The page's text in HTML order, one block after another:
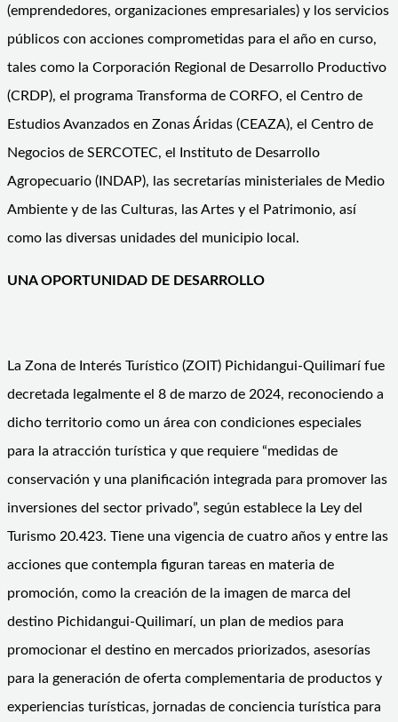
(emprendedores, organizaciones empresariales) y los servicios
públicos con acciones comprometidas para el año en curso,
tales como la Corporación Regional de Desarrollo Productivo
(CRDP), el programa Transforma de CORFO, el Centro de
Estudios Avanzados en Zonas Áridas (CEAZA), el Centro de
Negocios de SERCOTEC, el Instituto de Desarrollo
Agropecuario (INDAP), las secretarías ministeriales de Medio
Ambiente y de las Culturas, las Artes y el Patrimonio, así
como las diversas unidades del municipio local.
UNA OPORTUNIDAD DE DESARROLLO
La Zona de Interés Turístico (ZOIT) Pichidangui-Quilimarí fue
decretada legalmente el 8 de marzo de 2024, reconociendo a
dicho territorio como un área con condiciones especiales
para la atracción turística y que requiere “medidas de
conservación y una planificación integrada para promover las
inversiones del sector privado”, según establece la Ley del
Turismo 20.423. Tiene una vigencia de cuatro años y entre las
acciones que contempla figuran tareas en materia de
promoción, como la creación de la imagen de marca del
destino Pichidangui-Quilimarí, un plan de medios para
promocionar el destino en mercados priorizados, asesorías
para la generación de oferta complementaria de productos y
experiencias turísticas, jornadas de conciencia turística para